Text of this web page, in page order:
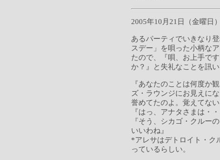
2005年10月21日（金曜日
あるパーティでいきなり
スデー」を唄った小柄な
たので、『唄、お上手で
か？』と失礼なことを訊
『あなたのことは何度か
ズ・ラウンジにお見えに
誉めてたのよ。覚えてな
『はっ、アナタさまは・
『そう、シカゴ・クルー
いいわね』
*アレサはデトロイト・ク
っているらしい。